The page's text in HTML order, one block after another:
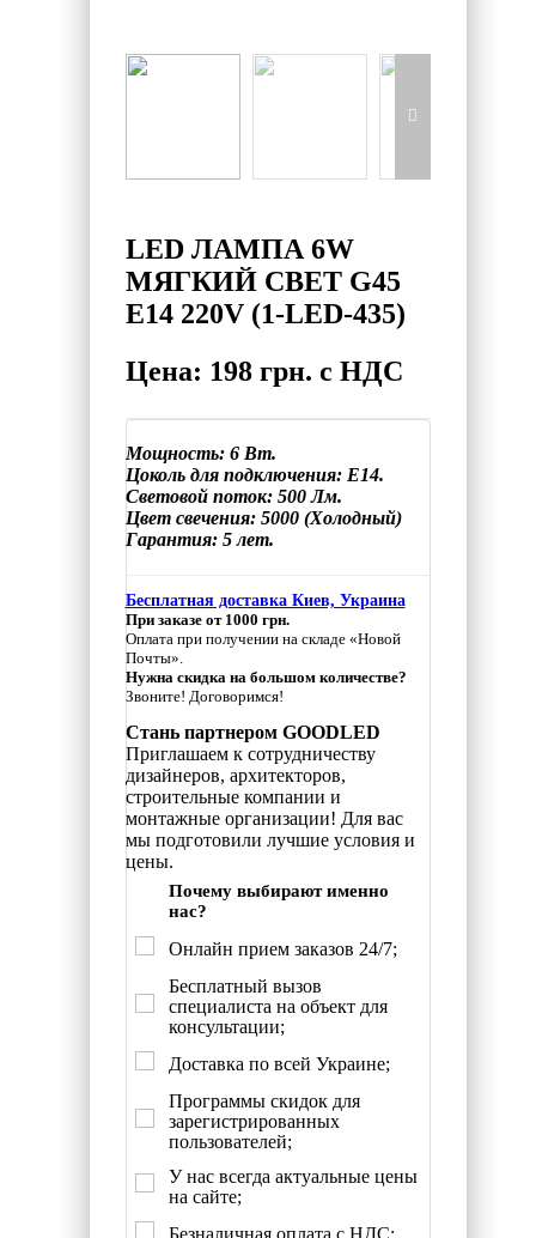
LED ЛАМПА 6W
МЯГКИЙ СВЕТ G45
Е14 220V (1-LED-435)
Цена: 198 грн. с НДС
Мощность: 6 Вт.
Цоколь для подключения: E14.
Световой поток: 500 Лм.
Цвет свечения: 5000 (Холодный)
Гарантия: 5 лет.
Бесплатная доставка Киев, Украина
При заказе от 1000 грн.
Оплата при получении на складе «Новой
Почты».
Нужна скидка на большом количестве?
Звоните! Договоримся!
Стань партнером GOODLED
Приглашаем к сотрудничеству
дизайнеров, архитекторов,
строительные компании и
монтажные организации! Для вас
мы подготовили лучшие условия и
цены.
Почему выбирают именно
нас?
Онлайн прием заказов 24/7;
Бесплатный вызов
специалиста на объект для
консультации;
Доставка по всей Украине;
Программы скидок для
зарегистрированных
пользователей;
У нас всегда актуальные цены
на сайте;